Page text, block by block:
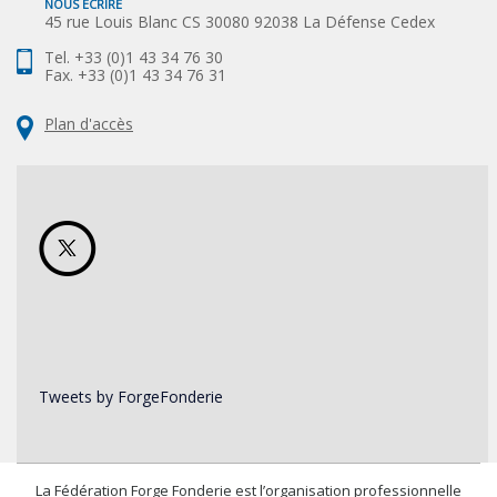
NOUS ÉCRIRE
45 rue Louis Blanc CS 30080 92038 La Défense Cedex
Tel. +33 (0)1 43 34 76 30
Fax. +33 (0)1 43 34 76 31
Plan d'accès
Tweets by ForgeFonderie
La Fédération Forge Fonderie est l’organisation professionnelle